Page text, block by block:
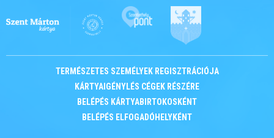
TERMÉSZETES SZEMÉLYEK REGISZTRÁCIÓJA
KÁRTYAIGÉNYLÉS CÉGEK RÉSZÉRE
BELÉPÉS KÁRTYABIRTOKOSKÉNT
BELÉPÉS ELFOGADÓHELYKÉNT